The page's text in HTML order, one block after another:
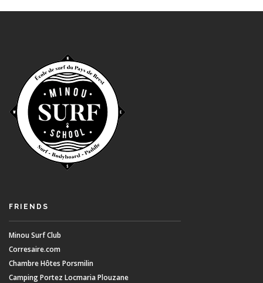
FRIENDS
Minou Surf Club
Corresaire.com
Chambre Hôtes Porsmilin
Camping Portez Locmaria Plouzane